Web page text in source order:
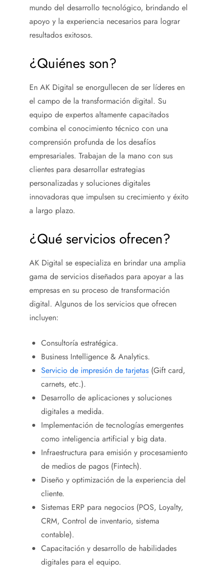
mundo del desarrollo tecnológico, brindando el
apoyo y la experiencia necesarios para lograr
resultados exitosos.
¿Quiénes son?
En AK Digital se enorgullecen de ser líderes en
el campo de la transformación digital. Su
equipo de expertos altamente capacitados
combina el conocimiento técnico con una
comprensión profunda de los desafíos
empresariales. Trabajan de la mano con sus
clientes para desarrollar estrategias
personalizadas y soluciones digitales
innovadoras que impulsen su crecimiento y éxito
a largo plazo.
¿Qué servicios ofrecen?
AK Digital se especializa en brindar una amplia
gama de servicios diseñados para apoyar a las
empresas en su proceso de transformación
digital. Algunos de los servicios que ofrecen
incluyen:
Consultoría estratégica.
Business Intelligence & Analytics.
Servicio de impresión de tarjetas (Gift card,
carnets, etc.).
Desarrollo de aplicaciones y soluciones
digitales a medida.
Implementación de tecnologías emergentes
como inteligencia artificial y big data.
Infraestructura para emisión y procesamiento
de medios de pagos (Fintech).
Diseño y optimización de la experiencia del
cliente.
Sistemas ERP para negocios (POS, Loyalty,
CRM, Control de inventario, sistema
contable).
Capacitación y desarrollo de habilidades
digitales para el equipo.